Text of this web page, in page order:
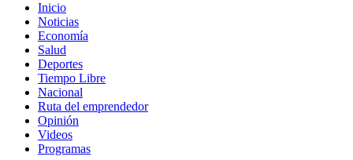
Inicio
Noticias
Economía
Salud
Deportes
Tiempo Libre
Nacional
Ruta del emprendedor
Opinión
Videos
Programas